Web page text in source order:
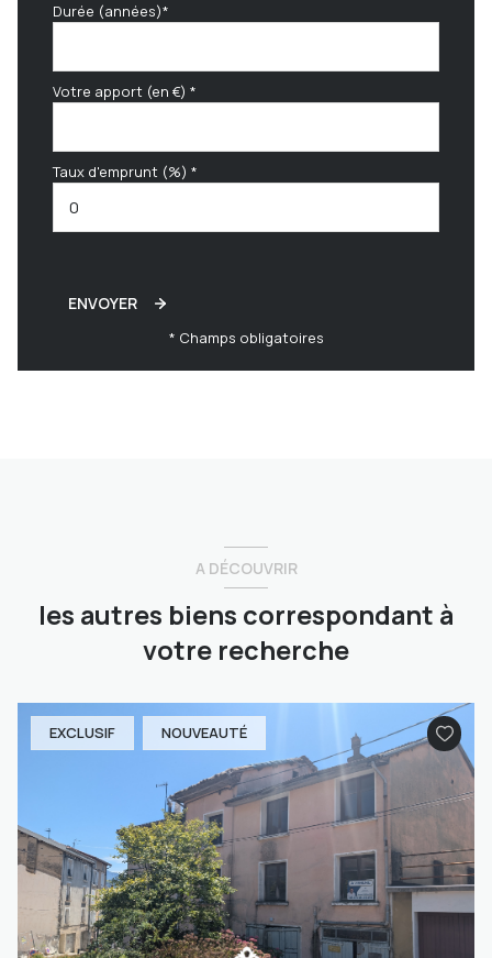
Durée (années)*
Votre apport (en €) *
Taux d'emprunt (%) *
ENVOYER
* Champs obligatoires
A DÉCOUVRIR
les autres biens correspondant à
votre recherche
EXCLUSIF NOUVEAUTÉ